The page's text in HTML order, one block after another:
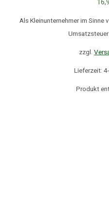
Als Kleinunternehmer im Sinne
Umsatzsteuer
zzgl.
Lieferzeit:
Produkt